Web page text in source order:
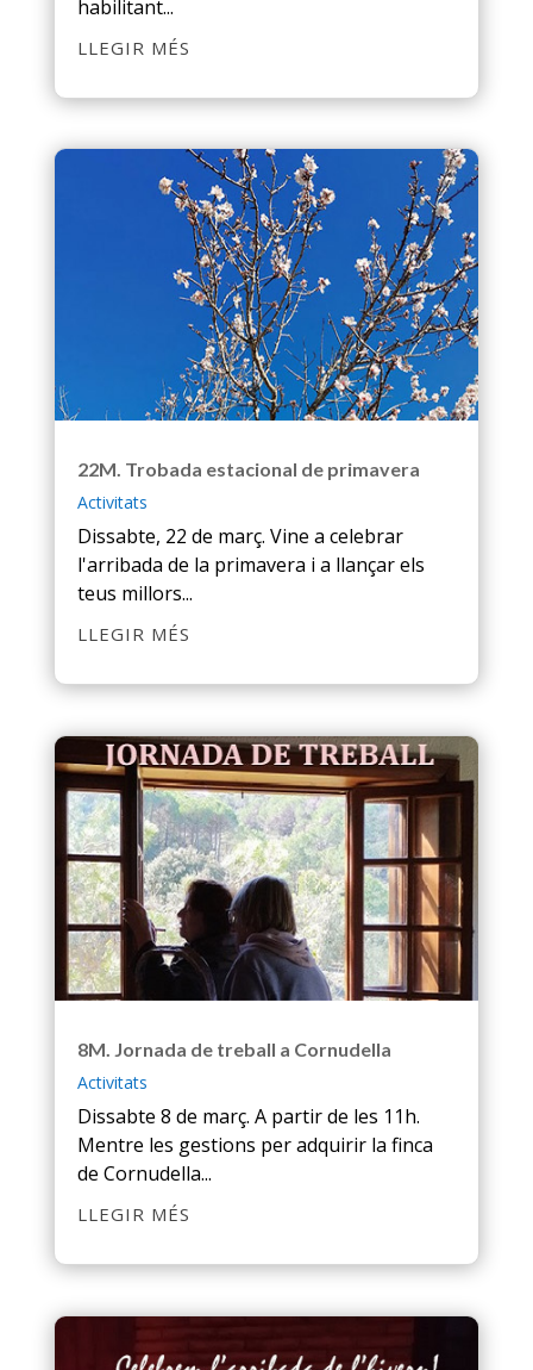
habilitant...
LLEGIR MÉS
22M. Trobada estacional de primavera
Activitats
Dissabte, 22 de març. Vine a celebrar
l'arribada de la primavera i a llançar els
teus millors...
LLEGIR MÉS
8M. Jornada de treball a Cornudella
Activitats
Dissabte 8 de març. A partir de les 11h.
Mentre les gestions per adquirir la finca
de Cornudella...
LLEGIR MÉS